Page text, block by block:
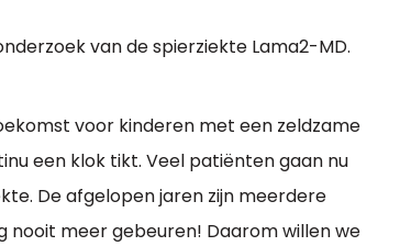
van de spierziekte Lama2-MD.
voor kinderen met een zeldzame
een klok tikt. Veel patiënten gaan nu
De afgelopen jaren zijn meerdere
nooit meer gebeuren! Daarom willen we